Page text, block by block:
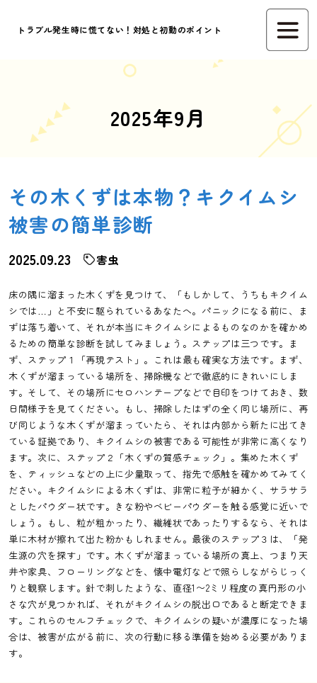
トラブル発生時に慌てない！対処と初動のポイント
2025年9月
その木くずは本物？キクイムシ
被害の簡単診断
2025.09.23 害虫
床の隅に溜まった木くずを見つけて、「もしかして、うちもキクイム
シでは…」と不安に駆られているあなたへ。パニックになる前に、ま
ずは落ち着いて、それが本当にキクイムシによるものなのかを確かめ
るための簡単な診断を試してみましょう。ステップは三つです。ま
ず、ステップ１「再現テスト」。これは最も確実な方法です。まず、
木くずが溜まっている場所を、掃除機などで徹底的にきれいにしま
す。そして、その場所にセロハンテープなどで目印をつけておき、数
日間様子を見てください。もし、掃除したはずの全く同じ場所に、再
び同じような木くずが溜まっていたら、それは内部から新たに出てき
ている証拠であり、キクイムシの被害である可能性が非常に高くなり
ます。次に、ステップ２「木くずの質感チェック」。集めた木くず
を、ティッシュなどの上に少量取って、指先で感触を確かめてみてく
ださい。キクイムシによる木くずは、非常に粒子が細かく、サラサラ
としたパウダー状です。きな粉やベビーパウダーを触る感覚に近いで
しょう。もし、粒が粗かったり、繊維状であったりするなら、それは
単に木材が擦れて出た粉かもしれません。最後のステップ３は、「発
生源の穴を探す」です。木くずが溜まっている場所の真上、つまり天
井や家具、フローリングなどを、懐中電灯などで照らしながらじっく
りと観察します。針で刺したような、直径1〜2ミリ程度の真円形の小
さな穴が見つかれば、それがキクイムシの脱出口であると断定できま
す。これらのセルフチェックで、キクイムシの疑いが濃厚になった場
合は、被害が広がる前に、次の行動に移る準備を始める必要がありま
す。